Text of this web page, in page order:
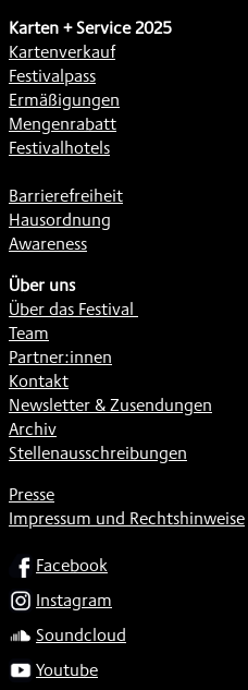
Karten + Service 2025
Kartenverkauf
Festivalpass
Ermäßigungen
Mengenrabatt
Festivalhotels
Barrierefreiheit
Hausordnung
Awareness
Über uns
Über das Festival
Team
Partner:innen
Kontakt
Newsletter & Zusendungen
Archiv
Stellenausschreibungen
Presse
Impressum und Rechtshinweise
SOCIALFacebook
Instagram
Soundcloud
Youtube